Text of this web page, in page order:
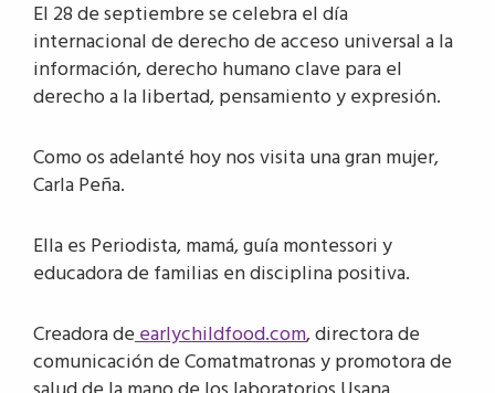
El 28 de septiembre se celebra el día
internacional de derecho de acceso universal a la
información, derecho humano clave para el
derecho a la libertad, pensamiento y expresión.
Como os adelanté hoy nos visita una gran mujer,
Carla Peña.
Ella es Periodista, mamá, guía montessori y
educadora de familias en disciplina positiva.
Creadora deearlychildfood.com, directora de
comunicación de Comatmatronas y promotora de